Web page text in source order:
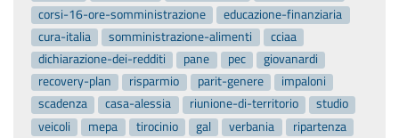
corsi-16-ore-somministrazione
educazione-finanziaria
cura-italia
somministrazione-alimenti
cciaa
dichiarazione-dei-redditi
pane pec
giovanardi
recovery-plan
risparmio parit-genere
impaloni
scadenza
casa-alessia riunione-di-territorio
studio
veicoli
mepa tirocinio gal verbania
ripartenza